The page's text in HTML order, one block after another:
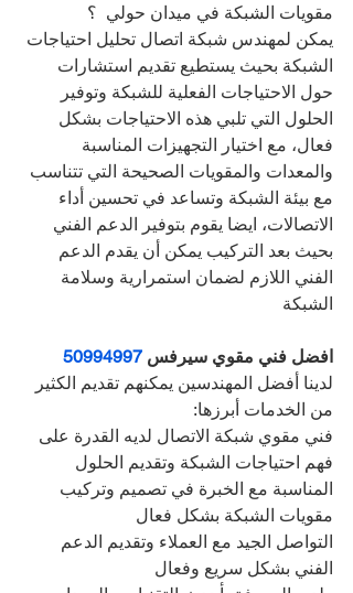
مقويات الشبكة في ميدان حولي  ؟
يمكن لمهندس شبكة اتصال تحليل احتياجات
الشبكة بحيث يستطيع تقديم استشارات
حول الاحتياجات الفعلية للشبكة وتوفير
الحلول التي تلبي هذه الاحتياجات بشكل
فعال، مع اختيار التجهيزات المناسبة
والمعدات والمقويات الصحيحة التي تتناسب
مع بيئة الشبكة وتساعد في تحسين أداء
الاتصالات، ايضا يقوم بتوفير الدعم الفني
بحيث بعد التركيب يمكن أن يقدم الدعم
الفني اللازم لضمان استمرارية وسلامة
الشبكة
افضل فني مقوي سيرفس 50994997
لدينا أفضل المهندسين يمكنهم تقديم الكثير
من الخدمات أبرزها:
فني مقوي شبكة الاتصال لديه القدرة على
فهم احتياجات الشبكة وتقديم الحلول
المناسبة مع الخبرة في تصميم وتركيب
مقويات الشبكة بشكل فعال
التواصل الجيد مع العملاء وتقديم الدعم
الفني بشكل سريع وفعال